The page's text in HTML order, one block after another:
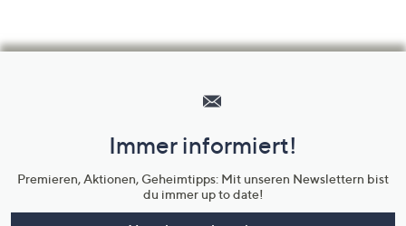
Unternehmensinformationen
Immer informiert!
Premieren, Aktionen, Geheimtipps: Mit unseren Newslettern bist
du immer up to date!